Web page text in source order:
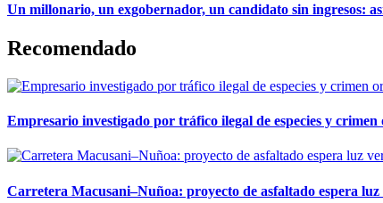
Un millonario, un exgobernador, un candidato sin ingresos:
Recomendado
Empresario investigado por tráfico ilegal de especies y
Carretera Macusani–Nuñoa: proyecto de asfaltado espera luz